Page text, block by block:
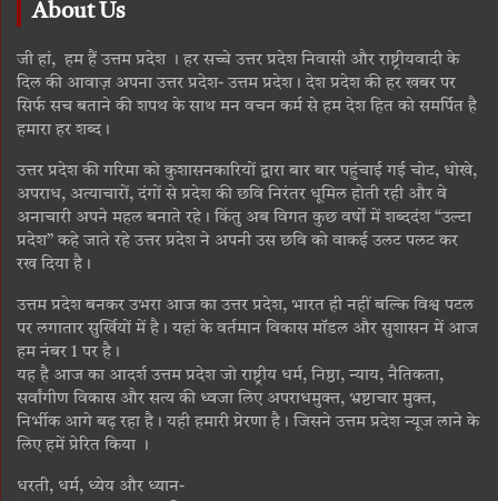
About Us
जी हां, हम हैं उत्तम प्रदेश । हर सच्चे उत्तर प्रदेश निवासी और राष्ट्रीयवादी के
दिल की आवाज़ अपना उत्तर प्रदेश- उत्तम प्रदेश। देश प्रदेश की हर खबर पर
सिर्फ सच बताने की शपथ के साथ मन वचन कर्म से हम देश हित को समर्पित है
हमारा हर शब्द।
उत्तर प्रदेश की गरिमा को कुशासनकारियों द्वारा बार बार पहुंचाई गई चोट, धोखे,
अपराध, अत्याचारों, दंगों से प्रदेश की छवि निरंतर धूमिल होती रही और वे
अनाचारी अपने महल बनाते रहे। किंतु अब विगत कुछ वर्षों में शब्ददंश “उल्टा
प्रदेश” कहे जाते रहे उत्तर प्रदेश ने अपनी उस छवि को वाकई उलट पलट कर
रख दिया है।
उत्तम प्रदेश बनकर उभरा आज का उत्तर प्रदेश, भारत ही नहीं बल्कि विश्व पटल
पर लगातार सुर्खियों में है। यहां के वर्तमान विकास मॉडल और सुशासन में आज
हम नंबर 1 पर है।
यह है आज का आदर्श उत्तम प्रदेश जो राष्ट्रीय धर्म, निष्ठा, न्याय, नैतिकता,
सर्वांगीण विकास और सत्य की ध्वजा लिए अपराधमुक्त, भ्रष्टाचार मुक्त,
निर्भीक आगे बढ़ रहा है। यही हमारी प्रेरणा है। जिसने उत्तम प्रदेश न्यूज लाने के
लिए हमें प्रेरित किया ।
धरती, धर्म, ध्येय और ध्यान-